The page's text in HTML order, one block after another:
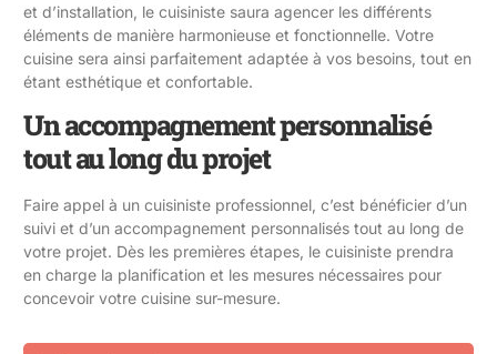
et d’installation, le cuisiniste saura agencer les différents
éléments de manière harmonieuse et fonctionnelle. Votre
cuisine sera ainsi parfaitement adaptée à vos besoins, tout en
étant esthétique et confortable.
Un accompagnement personnalisé
tout au long du projet
Faire appel à un cuisiniste professionnel, c’est bénéficier d’un
suivi et d’un accompagnement personnalisés tout au long de
votre projet. Dès les premières étapes, le cuisiniste prendra
en charge la planification et les mesures nécessaires pour
concevoir votre cuisine sur-mesure.